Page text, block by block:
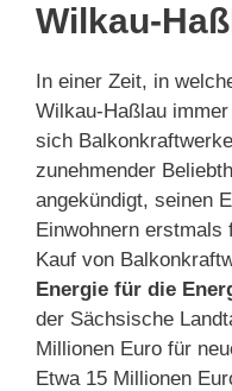
Wilkau-
In einer Zeit, in
Wilkau-Haßlau
sich
zunehmender
angekündigt, seinen
Einwohnern erstmals
Kauf von
Energie für die
der Sächsische
Millionen Euro für
Etwa 15 Millionen